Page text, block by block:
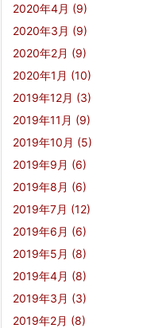
2020年4月 (9)
2020年3月 (9)
2020年2月 (9)
2020年1月 (10)
2019年12月 (3)
2019年11月 (9)
2019年10月 (5)
2019年9月 (6)
2019年8月 (6)
2019年7月 (12)
2019年6月 (6)
2019年5月 (8)
2019年4月 (8)
2019年3月 (3)
2019年2月 (8)